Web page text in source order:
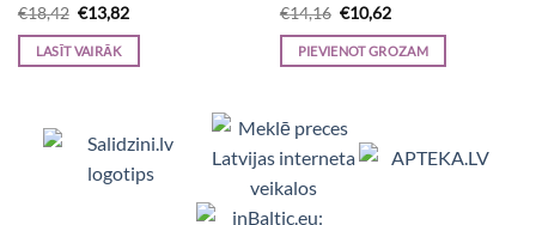
€18,42 Original
price
was:
€18,42.
€13,82Current
is:
LASĪT VAIRĀK
€14,16 Original
price
was:
€14,16.
€10,62Current
is:
€10,62.
PIEVIENOT GROZAM
Viedpulksteņi, Makita, Ceļojumu